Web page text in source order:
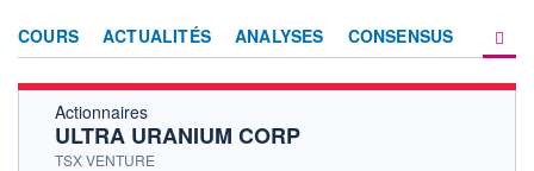
COURS ACTUALITÉS ANALYSES CONSENSUS
Actionnaires
ULTRA URANIUM CORP
TSX VENTURE